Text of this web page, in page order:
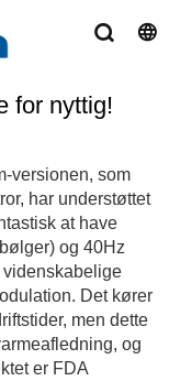
for nyttig!
versionen, som
​​har understøttet
at have
og 40Hz
videnskabelige
Det kører
men dette
og
er FDA